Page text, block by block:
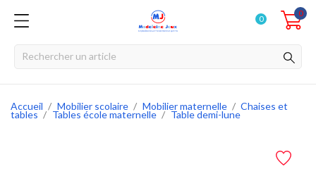
0
0
Accueil Mobilier scolaire Mobilier maternelle Chaises et
tables Tables école maternelle Table demi-lune